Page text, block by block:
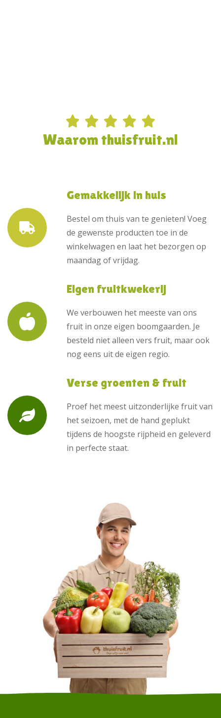
Waarom thuisfruit.nl
Gemakkelijk in huis
Bestel om thuis van te genieten! Voeg
de gewenste producten toe in de
winkelwagen en laat het bezorgen op
maandag of vrijdag.
Eigen fruitkwekerij
We verbouwen het meeste van ons
fruit in onze eigen boomgaarden. Je
besteld niet alleen vers fruit, maar ook
nog eens uit de eigen regio.
Verse groenten & fruit
Proef het meest uitzonderlijke fruit van
het seizoen, met de hand geplukt
tijdens de hoogste rijpheid en geleverd
in perfecte staat.